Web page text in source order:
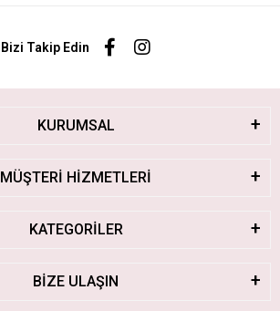
Bizi Takip Edin
KURUMSAL
MÜŞTERİ HİZMETLERİ
KATEGORİLER
BİZE ULAŞIN